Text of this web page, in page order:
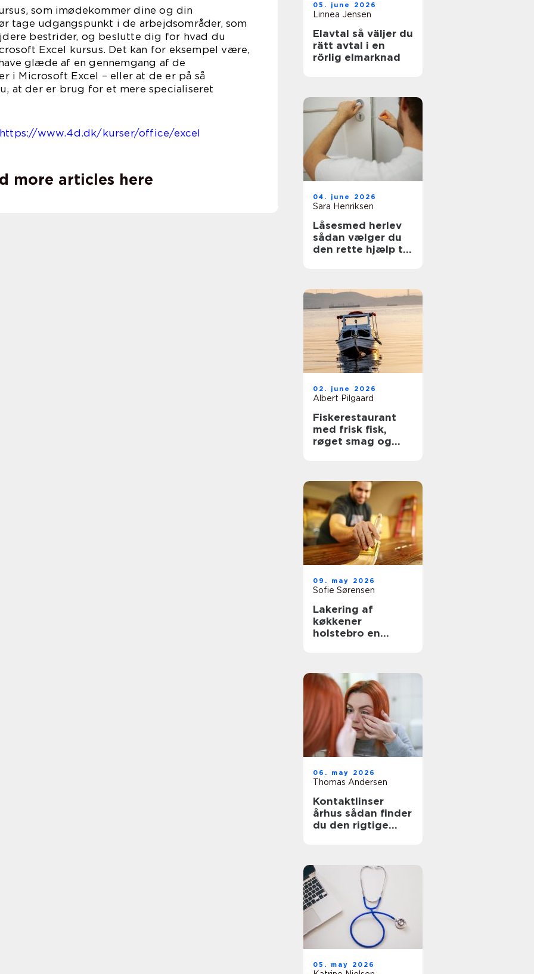
som imødekommer dine og din
tage udgangspunkt i de arbejdsområder, som
bestrider, og beslutte dig for hvad du
Excel kursus. Det kan for eksempel være,
glæde af en gennemgang af de
i Microsoft Excel – eller at de er på så
at der er brug for et mere specialiseret
https://www.4d.dk/kurser/office/excel
more articles here
05. june 2026
Linnea Jensen
Elavtal så väljer du
rätt avtal i en
rörlig elmarknad
04. june 2026
Sara Henriksen
Låsesmed herlev
sådan vælger du
den rette hjælp til
02. june 2026
Albert Pilgaard
Fiskerestaurant
med frisk fisk,
røget smag og
09. may 2026
Sofie Sørensen
Lakering af
køkkener
holstebro en
06. may 2026
Thomas Andersen
Kontaktlinser
århus sådan finder
du den rigtige
05. may 2026